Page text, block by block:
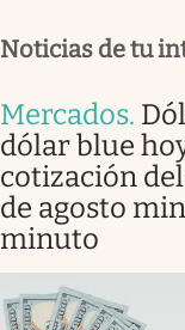
Noticias de tu
Mercados.
dólar blue
cotización
de agosto
minuto